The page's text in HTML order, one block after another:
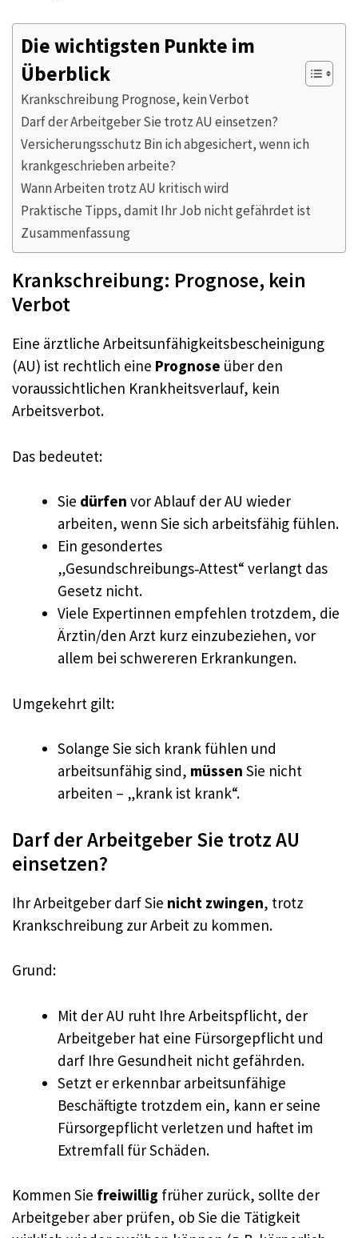
Die wichtigsten Punkte im
Überblick
Krankschreibung Prognose, kein Verbot
Darf der Arbeitgeber Sie trotz AU einsetzen?
Versicherungsschutz Bin ich abgesichert, wenn ich
krankgeschrieben arbeite?
Wann Arbeiten trotz AU kritisch wird
Praktische Tipps, damit Ihr Job nicht gefährdet ist
Zusammenfassung
Krankschreibung: Prognose, kein
Verbot
Eine ärztliche Arbeitsunfähigkeitsbescheinigung
(AU) ist rechtlich eine Prognose über den
voraussichtlichen Krankheitsverlauf, kein
Arbeitsverbot.
Das bedeutet:
Sie dürfen vor Ablauf der AU wieder
arbeiten, wenn Sie sich arbeitsfähig fühlen.
Ein gesondertes
„Gesundschreibungs‑Attest“ verlangt das
Gesetz nicht.
Viele Expertinnen empfehlen trotzdem, die
Ärztin/den Arzt kurz einzubeziehen, vor
allem bei schwereren Erkrankungen.
Umgekehrt gilt:
Solange Sie sich krank fühlen und
arbeitsunfähig sind, müssen Sie nicht
arbeiten – „krank ist krank“.
Darf der Arbeitgeber Sie trotz AU
einsetzen?
Ihr Arbeitgeber darf Sie nicht zwingen, trotz
Krankschreibung zur Arbeit zu kommen.
Grund:
Mit der AU ruht Ihre Arbeitspflicht, der
Arbeitgeber hat eine Fürsorgepflicht und
darf Ihre Gesundheit nicht gefährden.
Setzt er erkennbar arbeitsunfähige
Beschäftigte trotzdem ein, kann er seine
Fürsorgepflicht verletzen und haftet im
Extremfall für Schäden.
Kommen Sie freiwillig früher zurück, sollte der
Arbeitgeber aber prüfen, ob Sie die Tätigkeit